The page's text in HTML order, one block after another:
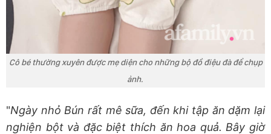
Cô bé thường xuyên được mẹ diện cho những bộ đồ điệu đà để chụp
ảnh.
"Ngày nhỏ Bún rất mê sữa, đến khi tập ăn dặm lại
nghiện bột và đặc biệt thích ăn hoa quả. Bây giờ